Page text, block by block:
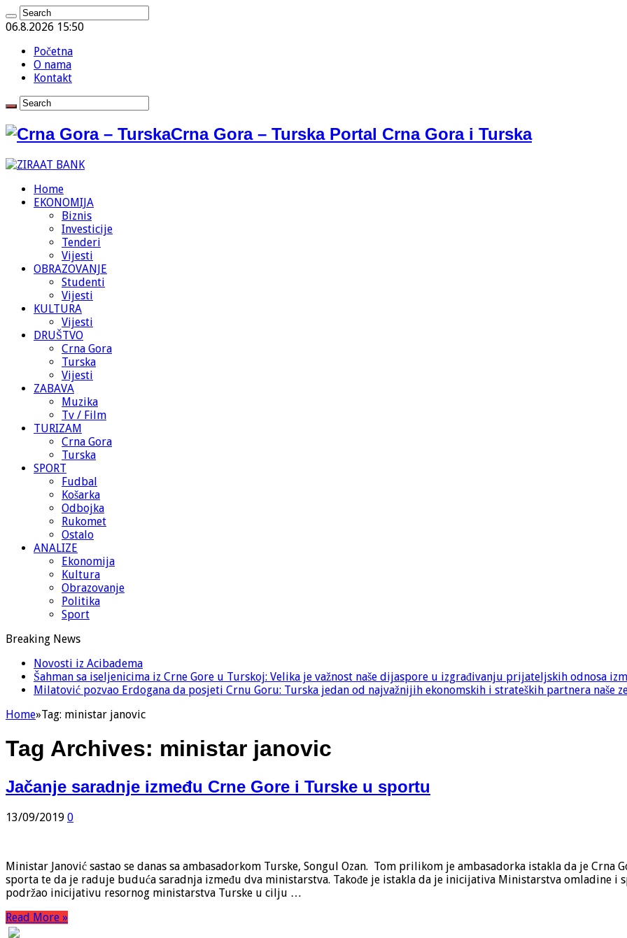
06.8.2026 15:50
Početna
O nama
Kontakt
Crna Gora – Turska Portal Crna Gora i Turska
Home
EKONOMIJA
Biznis
Investicije
Tenderi
Vijesti
OBRAZOVANJE
Studenti
Vijesti
KULTURA
Vijesti
DRUŠTVO
Crna Gora
Turska
Vijesti
ZABAVA
Muzika
Tv / Film
TURIZAM
Crna Gora
Turska
SPORT
Fudbal
Košarka
Odbojka
Rukomet
Ostalo
ANALIZE
Ekonomija
Kultura
Obrazovanje
Politika
Sport
Breaking News
Novosti iz Acibadema
Šahman sa iseljenicima iz Crne Gore u Turskoj: Velika je važnost naše dijaspore u izgrađivanju prijateljskih odnosa
Milatović pozvao Erdogana da posjeti Crnu Goru: Turska jedan od najvažnijih ekonomskih i strateških partnera naše
Home»Tag: ministar janovic
Tag Archives: ministar janovic
Jačanje saradnje između Crne Gore i Turske u sportu
13/09/2019 0
Ministar Janović sastao se danas sa ambasadorkom Turske, Songul Ozan. Tom prilikom je ambasadorka istakla da je
sporta te da je raduje buduća saradnja između dva ministarstva. Takođe je istakla da je inicijativa Ministarstva omladine i
podržao inicijativu resornog ministarstva Turske u cilju …
Read More »